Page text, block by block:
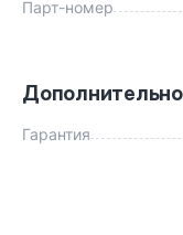
Парт-номер
Дополнительно
Гарантия